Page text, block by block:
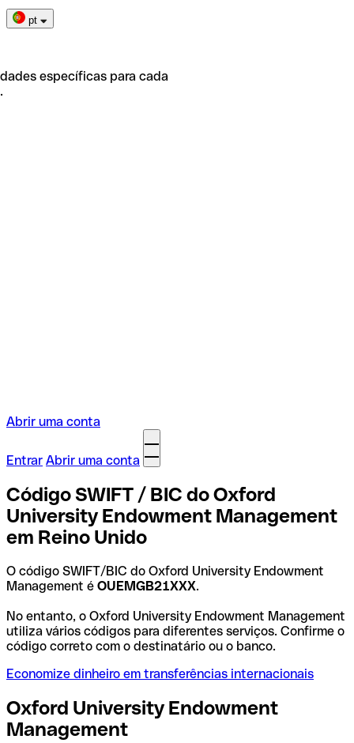
pt
específicas para cada
Abrir uma conta
Entrar Abrir uma conta
Código SWIFT / BIC do Oxford
University Endowment Management
em Reino Unido
O código SWIFT/BIC do Oxford University Endowment
Management é OUEMGB21XXX.
No entanto, o Oxford University Endowment Management
utiliza vários códigos para diferentes serviços. Confirme o
código correto com o destinatário ou o banco.
Economize dinheiro em transferências internacionais
Oxford University Endowment
Management